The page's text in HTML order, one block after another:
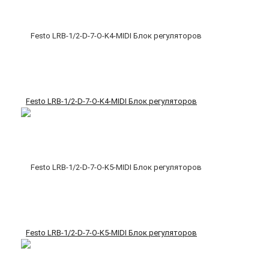
Festo LRB-1/2-D-7-O-K4-MIDI Блок регуляторов
Festo LRB-1/2-D-7-O-K5-MIDI Блок регуляторов